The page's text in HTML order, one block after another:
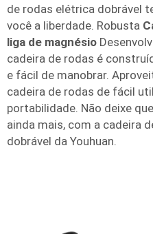
de rodas elétrica dobrável
você a liberdade. Robusta
liga de magnésio
cadeira de rodas é
e fácil de manobrar.
cadeira de rodas de fácil
portabilidade. Não deixe
ainda mais, com a cadeira
dobrável da Youhuan.